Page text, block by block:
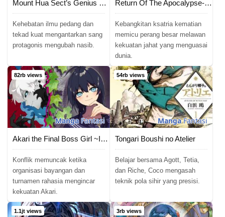
Chapter 125 10/11/2024
Chapter 124 03/11/2024
Chapter 123 26/10/2024
Chapter 122 26/10/2024
Chapter 121 12/10/2024
Chapter 120 07/10/2024
Chapter 119 28/09/2024
Chapter 118 22/09/2024
Chapter 117 14/09/2024
Mount Hua Sect’s Genius Phantom Swordsman
Kehebatan ilmu pedang dan
tekad kuat mengantarkan sang
protagonis mengubah nasib.
Return Of The Apocalypse-Class Death Knight
Kebangkitan ksatria kematian
memicu perang besar melawan
kekuatan jahat yang menguasai
dunia.
82rb views
MangaFantasi
Akari the Final Boss Girl ~I&#8217;m Going to the Modern Age to Find Someone Stronger Than Me~
Konflik memuncak ketika
organisasi bayangan dan
turnamen rahasia mengincar
kekuatan Akari.
54rb views
MangaFantasi
Tongari Boushi no Atelier
Belajar bersama Agott, Tetia,
dan Riche, Coco mengasah
teknik pola sihir yang presisi.
1.1jt views 3rb views